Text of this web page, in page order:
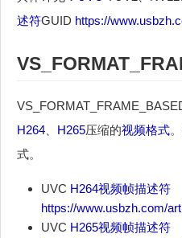
述符GUID https://
H264
H265压缩的视频格式
式。
UVC H264视频帧描述符
https://www.usbzh.com/
UVC H265视频帧描述符